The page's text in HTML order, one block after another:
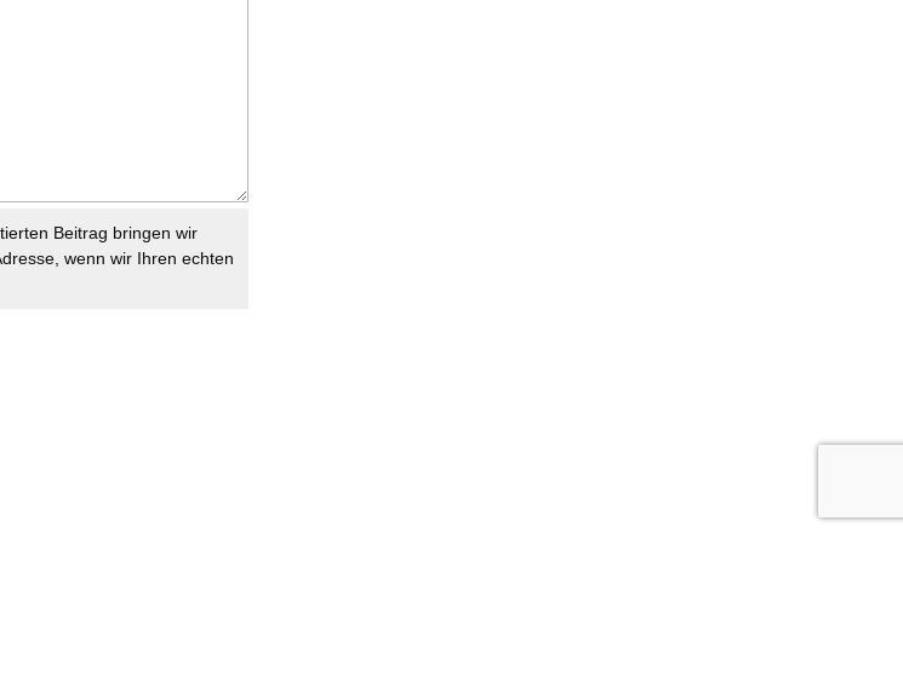
Beitrag bringen wir
wenn wir Ihren echten